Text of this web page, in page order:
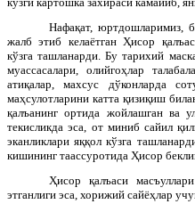
Нафақат, юртдошларимиз,
жалб этиб келаётган Ҳисор
кўзга ташланарди. Бу тарихий
муассасалари, олийгоҳлар
атиқалар, махсус дўконларда
маҳсулотларини катта қизиқиш
қалъанинг ортида жойлашган ва
текисликда эса, от миниб сайил
эканликлари яққол кўзга
кишининг таассуротида Ҳисор
Ҳисор қалъаси
этганлиги эса, хорижий сайёҳлар